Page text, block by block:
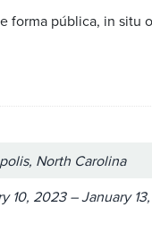
forma pública, in situ o
North Carolina
10, 2023 – January